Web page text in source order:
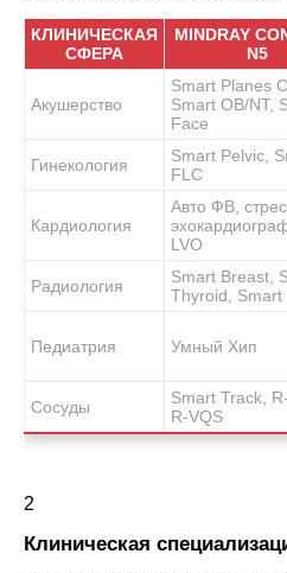
КЛИНИЧЕСКАЯ
СФЕРА
MINDRAY
N5
Акушерство
Smart Planes
Smart OB/NT,
Face
Гинекология
Smart Pelvic,
FLC
Кардиология
Авто ФВ,
LVO
Радиология
Smart Breast,
Thyroid, Smart
Педиатрия Умный Хип
Сосуды
Smart Track,
R-VQS
2
Клиническая